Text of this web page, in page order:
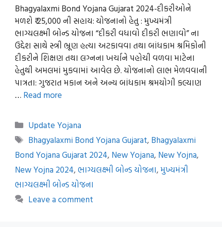
Bhagyalaxmi Bond Yojana Gujarat 2024-દીકરીઓને
મળશે ₹ 25,000 ની સહાય: યોજનાનો હેતુ : મુખ્યમંત્રી
ભાગ્યલક્ષ્મી બોન્ડ યોજના “દીકરી વધાવો દીકરી ભણાવો” ના
ઉદ્દેશ સાથે સ્ત્રી ભ્રૂણ હત્યા અટકાવવા તથા બાંધકામ શ્રમિકોની
દીકરીને શિક્ષણ તથા લગ્નના ખર્ચાને પહોચી વળવા માટેના
હેતુથી અમલમાં મુકવામાં આવેલ છે. યોજનાનો લાભ મેળવવાની
પાત્રતા: ગુજરાત મકાન અને અન્ય બાંધકામ શ્રમયોગી કલ્યાણ
… Read more
Categories
Update Yojana
Tags
Bhagyalaxmi Bond Yojana Gujarat, Bhagyalaxmi
Bond Yojana Gujarat 2024, New Yojana, New Yojna,
New Yojna 2024, ભાગ્યલક્ષ્મી બોન્ડ યોજના, મુખ્યમંત્રી
ભાગ્યલક્ષ્મી બોન્ડ યોજના
Leave a comment